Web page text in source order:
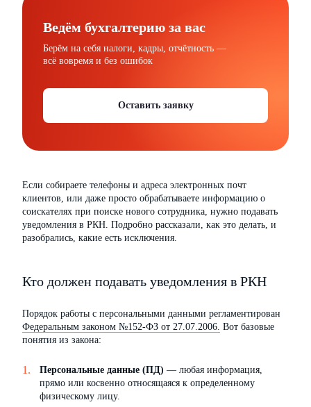
Ведём бухгалтерию за вас
Берём на себя налоги, кадры, отчётность —
всё вовремя и без ошибок
Оставить заявку
Если собираете телефоны и адреса электронных почт
клиентов, или даже просто обрабатываете информацию о
соискателях при поиске нового сотрудника, нужно подавать
уведомления в РКН. Подробно рассказали, как это делать, и
разобрались, какие есть исключения.
Кто должен подавать уведомления в РКН
Порядок работы с персональными данными регламентирован
Федеральным законом №152-ФЗ от 27.07.2006. Вот базовые
понятия из закона:
Персональные данные (ПД) — любая информация,
прямо или косвенно относящаяся к определенному
физическому лицу.